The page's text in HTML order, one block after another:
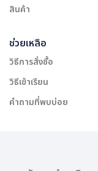
สินค้า
ช่วยเหลือ
วิธีการสั่งซื้อ
วิธีเข้าเรียน
คำถามที่พบบ่อย